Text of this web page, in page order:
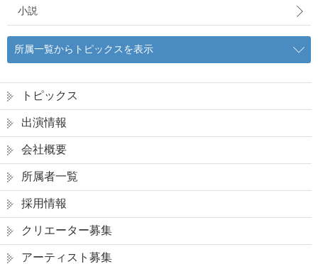
小説
所属一覧からトピックスを表示
トピックス
出演情報
会社概要
所属者一覧
採用情報
クリエーター募集
アーティスト募集